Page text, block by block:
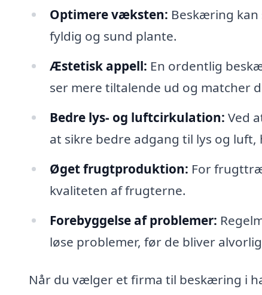
Optimere væksten: Beskæring
fyldig og sund plante.
Æstetisk appell: En ordentlig
ser mere tiltalende ud og matcher
Bedre lys- og luftcirkulation: Ved
at sikre bedre adgang til lys og
Øget frugtproduktion: For
kvaliteten af frugterne.
Forebyggelse af problemer:
løse problemer, før de bliver
Når du vælger et firma til beskæring i